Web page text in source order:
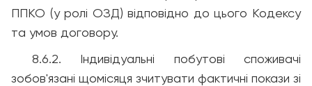
ППКО (у ролі ОЗД) відповідно до цього Кодексу
та умов договору.
8.6.2. Індивідуальні побутові споживачі
зобов'язані щомісяця зчитувати фактичні покази зі